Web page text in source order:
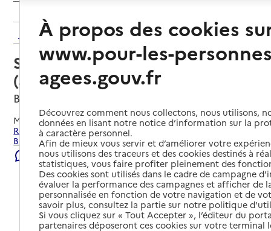
Retour aux résultats de l'annuaire
Service autonomie à domicile
(aide) – ADMR
Biviers, ISERE
Mis à jour le23/07/2026
Rechercher les établissements et services autour de
Biviers.
Signaler une erreur
À propos des cookies
www.pour-les-
agees.gouv.fr
Découvrez comment nous collectons, nous utilisons,
données en lisant notre notice d’information sur la
à caractère personnel.
Afin de mieux vous servir et d’améliorer votre
nous utilisons des traceurs et des cookies destinés à
statistiques, vous faire profiter pleinement des
Des cookies sont utilisés dans le cadre de campagne
évaluer la performance des campagnes et afficher de
personnalisée en fonction de votre navigation et de
savoir plus, consultez la partie sur notre politique
Si vous cliquez sur « Tout Accepter », l’éditeur du
partenaires déposeront ces cookies sur votre terminal